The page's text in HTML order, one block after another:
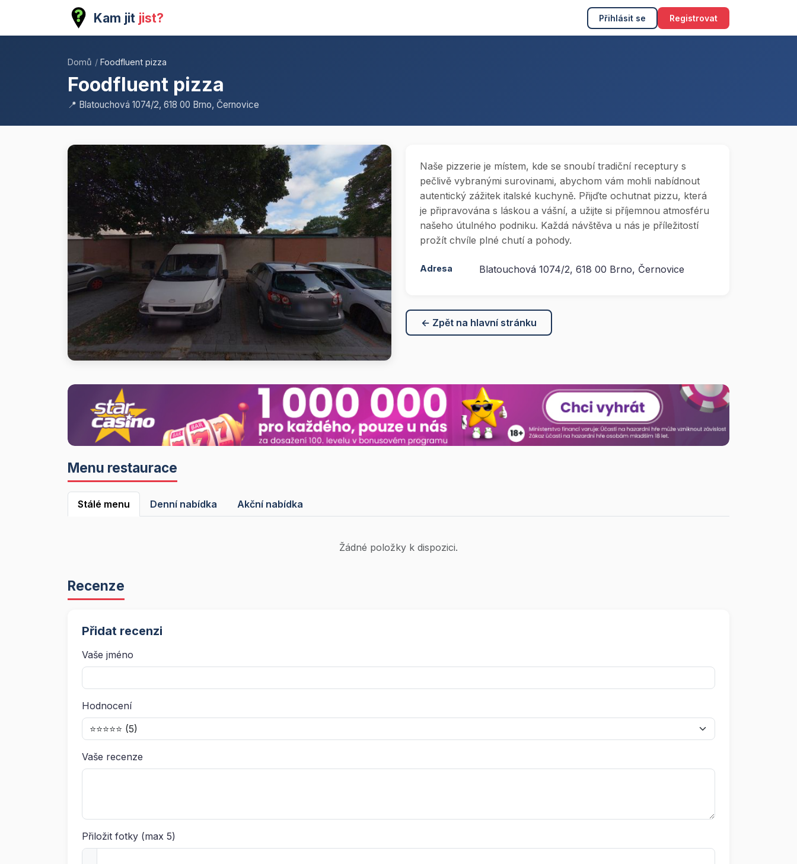
Kam jit jist? Přihlásit se Registrovat
Domů / Foodfluent pizza
Foodfluent pizza
📍 Blatouchová 1074/2, 618 00 Brno, Černovice
Naše pizzerie je místem, kde se snoubí tradiční receptury s
pečlivě vybranými surovinami, abychom vám mohli nabídnout
autentický zážitek italské kuchyně. Přijďte ochutnat pizzu, která
je připravována s láskou a vášní, a užijte si příjemnou atmosféru
našeho útulného podniku. Každá návštěva u nás je příležitostí
prožít chvíle plné chutí a pohody.
Adresa Blatouchová 1074/2, 618 00 Brno, Černovice
← Zpět na hlavní stránku
Menu restaurace
Stálé menu Denní nabídka Akční nabídka
Žádné položky k dispozici.
Recenze
Přidat recenzi
Vaše jméno
Hodnocení
Vaše recenze
Přiložit fotky (max 5)